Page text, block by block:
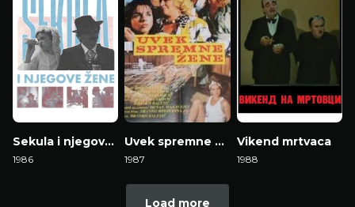
Sekula i njegove žene
1986
Uvek spremne žene
1987
Vikend mrtvaca
1988
Load more